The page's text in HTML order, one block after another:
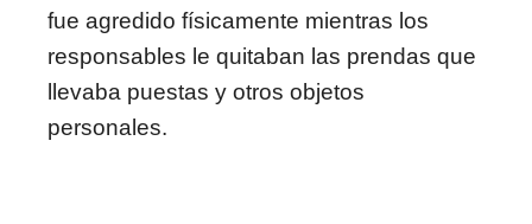
fue agredido físicamente mientras los
responsables le quitaban las prendas que
llevaba puestas y otros objetos
personales.